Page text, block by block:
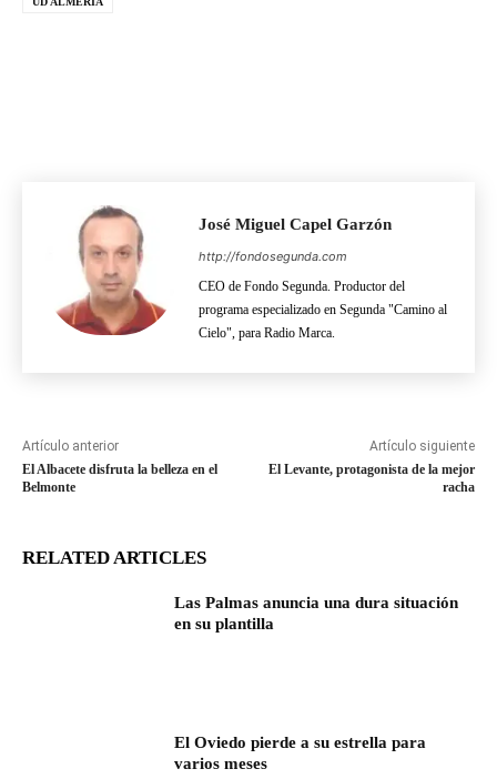
José Miguel Capel Garzón
http://fondosegunda.com
CEO de Fondo Segunda. Productor del
programa especializado en Segunda "Camino al
Cielo", para Radio Marca.
Artículo anterior
El Albacete disfruta la belleza en el
Belmonte
Artículo siguiente
El Levante, protagonista de la mejor
racha
RELATED ARTICLES
Las Palmas anuncia una dura situación
en su plantilla
El Oviedo pierde a su estrella para
varios meses